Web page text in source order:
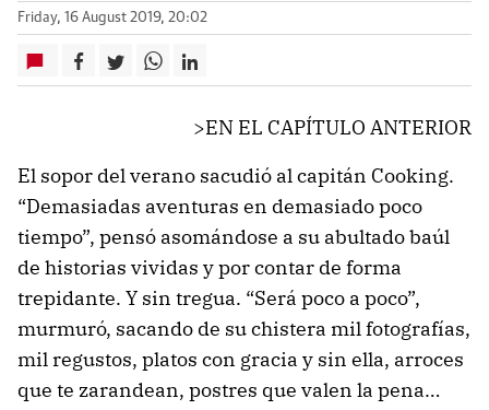
Friday, 16 August 2019, 20:02
>EN EL CAPÍTULO ANTERIOR
El sopor del verano sacudió al capitán Cooking.
“Demasiadas aventuras en demasiado poco
tiempo”, pensó asomándose a su abultado baúl
de historias vividas y por contar de forma
trepidante. Y sin tregua. “Será poco a poco”,
murmuró, sacando de su chistera mil fotografías,
mil regustos, platos con gracia y sin ella, arroces
que te zarandean, postres que valen la pena…